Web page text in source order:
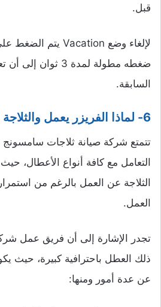
قبل.
ضغطه مطولة لمدة 3
السابقة.
6- لماذا الفريزر يعمل والثلاجة لا تعمل؟
تتمتع شركة صيانة ثلاجات سامسونج
التعامل مع كافة أنواع الأعطال،
الثلاجة عن العمل بالرغم من
العمل.
تجدر الإشارة إلى أن فريق عمل
ذلك العطل باحترافية كبيرة، حيث
عن عدة أمور ومنها: